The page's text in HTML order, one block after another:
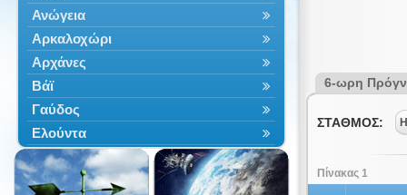
Ανώγεια
Αρκαλοχώρι
Αρχάνες
Βάϊ
Γαύδος
Ελούντα
Επισκοπή
Ηράκλειο
6-ωρη
ΣΤΑΘΜΟΣ:
Πίνακας 1